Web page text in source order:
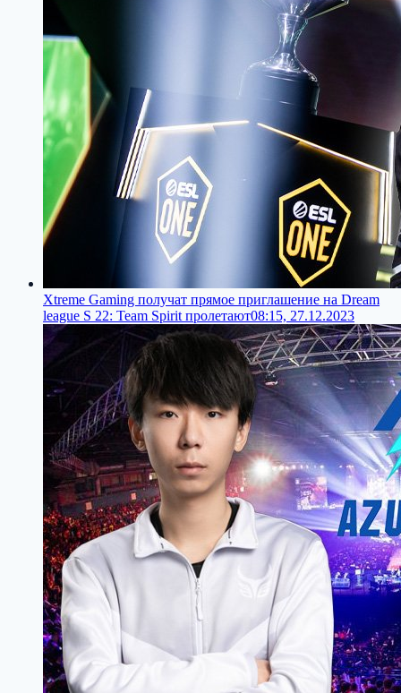
Xtreme Gaming получат прямое приглашение на Dream
league S 22: Team Spirit пролетают08:15, 27.12.2023